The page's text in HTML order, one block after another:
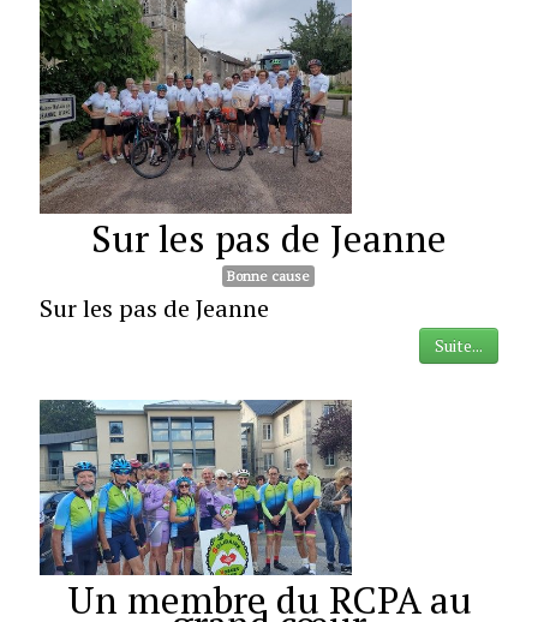
Sur les pas de Jeanne
Bonne cause
Sur les pas de Jeanne
Suite...
Un membre du RCPA au